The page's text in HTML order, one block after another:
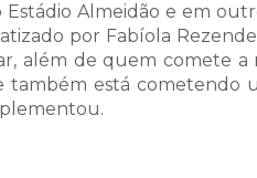
Almeidão e em
por Fabíola Rezende.
além de quem comete a
também está cometendo